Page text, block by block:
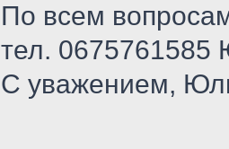
По всем
тел. 0675761585
С уважением,